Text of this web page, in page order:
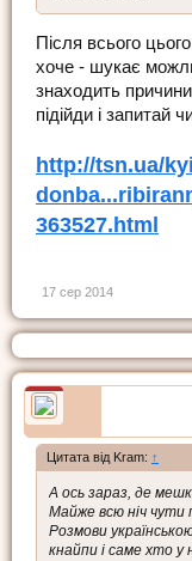
Після всього
хоче - шукає
знаходить
підійди і
http://tsn.ua/
363527.html
17 сер 2014
Цитата від Kram: ↑
А ось зараз, де
Майже всю ніч чути
Розмови
кнайпи і саме хто у